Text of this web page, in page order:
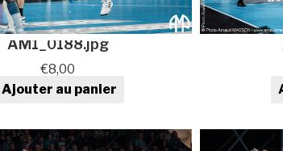
AM1_0188.jpg
€8,00
quantité de Photo de sport au
Ajouter au panier